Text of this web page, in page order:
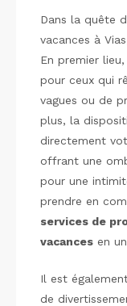
Dans la quête
vacances à
En premier
pour ceux qui
vagues ou de
plus, la
directement
offrant une
pour une
prendre en
services de
vacances en
Il est
de